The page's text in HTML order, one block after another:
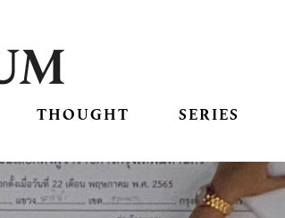
THOUGHT SERIES